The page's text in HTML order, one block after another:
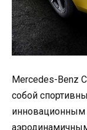
Mercedes-Benz
собой
инновационным